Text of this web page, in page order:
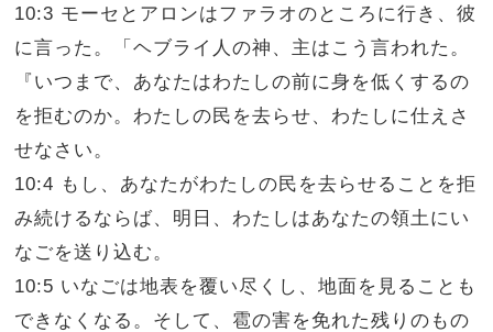
10:3 モーセとアロンはファラオのところに行き、彼
に言った。「ヘブライ人の神、主はこう言われた。
『いつまで、あなたはわたしの前に身を低くするの
を拒むのか。わたしの民を去らせ、わたしに仕えさ
せなさい。
10:4 もし、あなたがわたしの民を去らせることを拒
み続けるならば、明日、わたしはあなたの領土にい
なごを送り込む。
10:5 いなごは地表を覆い尽くし、地面を見ることも
できなくなる。そして、雹の害を免れた残りのもの